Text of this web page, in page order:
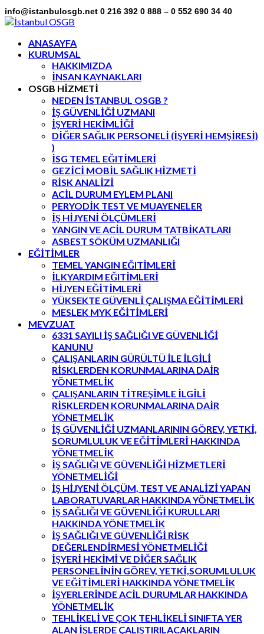
info@istanbulosgb.net 0 216 392 0 888 – 0 552 690 34 40
Facebook
Twitter
LinkedIn
Instagram
Flickr
ANASAYFA
KURUMSAL
HAKKIMIZDA
İNSAN KAYNAKLARI
OSGB HİZMETİ
NEDEN İSTANBUL OSGB ?
İŞ GÜVENLİĞİ UZMANI
İŞYERİ HEKİMLİĞİ
DİĞER SAĞLIK PERSONELİ (İŞYERİ HEMŞİRESİ)
)
İSG TEMEL EĞITİMLERİ
GEZİCİ MOBİL SAĞLIK HİZMETİ
RİSK ANALİZİ
ACİL DURUM EYLEM PLANI
PERYODİK TEST VE MUAYENELER
İŞ HİJYENİ ÖLÇÜMLERİ
YANGIN VE ACİL DURUM TATBİKATLARI
ASBEST SÖKÜM UZMANLIĞI
EĞİTİMLER
TEMEL YANGIN EĞITİMLERİ
İLKYARDIM EĞITİMLERİ
HİJYEN EĞİTİMLERİ
YÜKSEKTE GÜVENLİ ÇALIŞMA EĞİTİMLERİ
MESLEK MYK EĞİTİMLERİ
MEVZUAT
6331 SAYILI İŞ SAĞLIĞI VE GÜVENLİĞİ
KANUNU
ÇALIŞANLARIN GÜRÜLTÜ İLE İLGİLİ
RİSKLERDEN KORUNMALARINA DAİR
YÖNETMELİK
ÇALIŞANLARIN TİTREŞİMLE İLGİLİ
RİSKLERDEN KORUNMALARINA DAİR
YÖNETMELİK
İŞ GÜVENLİĞİ UZMANLARININ GÖREV, YETKİ,
SORUMLULUK VE EĞİTİMLERİ HAKKINDA
YÖNETMELİK
İŞ SAĞLIĞI VE GÜVENLİĞİ HİZMETLERİ
YÖNETMELİĞİ
İŞ HİJYENİ ÖLÇÜM, TEST VE ANALİZİ YAPAN
LABORATUVARLAR HAKKINDA YÖNETMELİK
İŞ SAĞLIĞI VE GÜVENLİĞİ KURULLARI
HAKKINDA YÖNETMELİK
İŞ SAĞLIĞI VE GÜVENLİĞİ RİSK
DEĞERLENDİRMESİ YÖNETMELİĞİ
İŞYERİ HEKİMİ VE DİĞER SAĞLIK
PERSONELİNİN GÖREV, YETKİ,SORUMLULUK
VE EĞİTİMLERİ HAKKINDA YÖNETMELİK
İŞYERLERİNDE ACİL DURUMLAR HAKKINDA
YÖNETMELİK
TEHLİKELİ VE ÇOK TEHLİKELİ SINIFTA YER
ALAN İŞLERDE ÇALIŞTIRILACAKLARIN